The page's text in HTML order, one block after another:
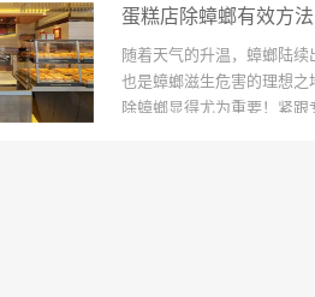
蛋糕店除蟑螂有效方
随着天气的升温，蟑螂陆
也是蟑螂滋生危害的理想
除蟑螂显得尤为重要！紧跟